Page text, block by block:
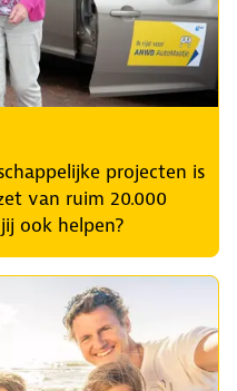
projecten is
van ruim 20.000
ook helpen?